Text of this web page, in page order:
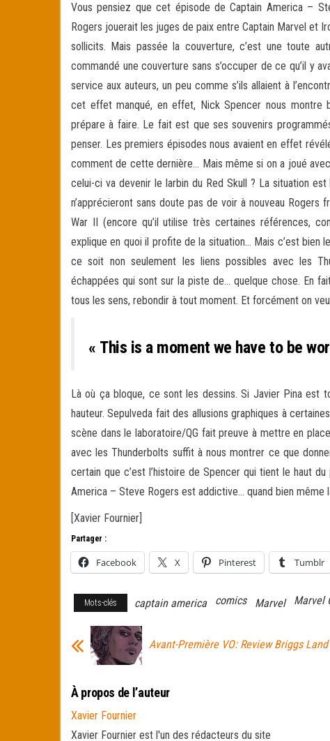
Vous pensiez que cet épisode de Captain America –
Rogers jouerait les juges de paix entre Captain Marvel et
sollicits. Mais passée la couverture, c’est une toute
commandé une couverture sans s’occuper de ce qu’il y
service aux auteurs, un peu comme s’ils allaient à
cet effet manqué, en effet, Nick Spencer nous montre
prépare à faire. Le fait est que ses souvenirs
penser. Les premiers épisodes nous avaient en effet
comment de cette dernière… Mais même si on a joué
celui-ci va devenir le larbin du Red Skull ? La situation
n’apprécieront sans doute pas de voir à nouveau Rogers
War II (encore qu’il utilise très certaines références,
explique en quoi il profite de la situation… Mais c’est bien
ce soit non seulement les liens possibles avec les
échappées qui sont sur la piste de… quelque chose. En
tous les sens, rebondir à tout moment. Et forcément on
« This is a moment we have to be
Là où ça bloque, ce sont les dessins. Si Javier Pina est
hauteur. Sepulveda fait des allusions graphiques à
scène dans le laboratoire/QG fait preuve à mettre en
avec les Thunderbolts suffit à nous montrer ce que
certain que c’est l’histoire de Spencer qui tient le haut
America – Steve Rogers est addictive… quand bien même
[Xavier Fournier]
Partager :
Facebook X Pinterest Tumblr
Mots-clés captain america comics Marvel Marvel
Avant-Première VO: Review Briggs
À propos de l’auteur
Xavier Fournier
Xavier Fournier est l'un des rédacteurs du site